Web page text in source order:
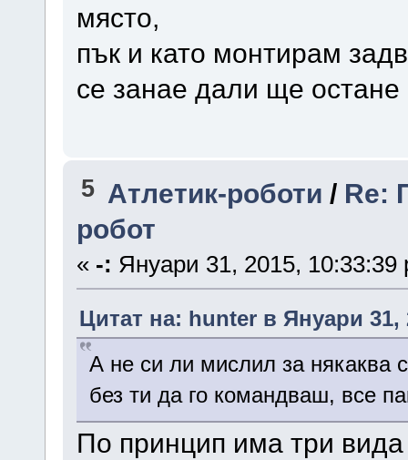
място,
пък и като монтирам
се занае дали ще остане
5 Атлетик-роботи / Re:
робот
« -: Януари 31, 2015, 10:33:39
Цитат на: hunter в Януари 31,
А не си ли мислил за някаква
без ти да го командваш, все
По принцип има три